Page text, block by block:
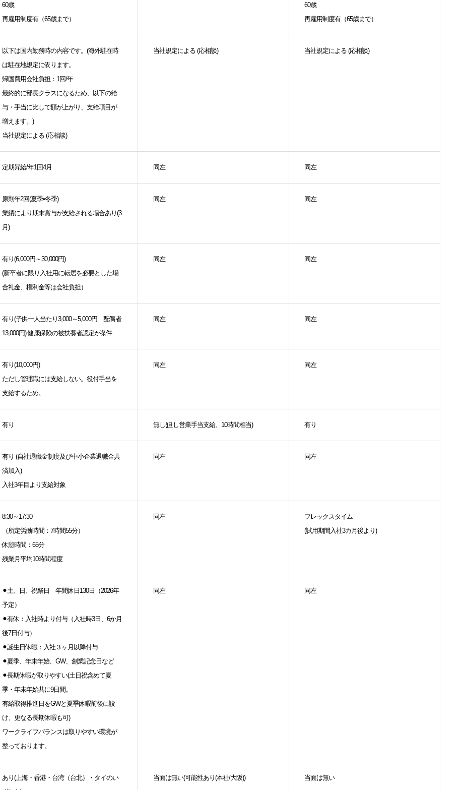
60歳
再雇用制度有（65歳まで）
60歳
再雇用制度有（65歳まで）
以下は国内勤務時の内容です。(海外駐在時
は駐在地規定に依ります。
帰国費用会社負担：1回/年
最終的に部長クラスになるため、以下の給
与・手当に比して額が上がり、支給項目が
増えます。)
当社規定による (応相談)
当社規定による (応相談) 当社規定による (応相談)
定期昇給/年1回4月 同左 同左
原則年2回(夏季•冬季)
業績により期末賞与が支給される場合あり(3
月)
同左 同左
有り(6,000円～30,000円)
(新卒者に限り入社用に転居を必要とした場
合礼金、権利金等は会社負担）
同左 同左
有り(子供一人当たり3,000～5,000円 配偶者
13,000円) 健康保険の被扶養者認定が条件
同左 同左
有り(10,000円)
ただし管理職には支給しない。役付手当を
支給するため。
同左 同左
有り 無し(但し営業手当支給。10時間相当) 有り
有り (自社退職金制度及び中小企業退職金共
済加入)
入社3年目より支給対象
同左 同左
8:30～17:30
（所定労働時間：7時間55分）
休憩時間：65分
残業月平均10時間程度
同左
フレックスタイム
(試用期間入社3カ月後より)
⚫︎土、日、祝祭日 年間休日130日（2026年
予定）
⚫︎有休：入社時より付与（入社時3日、6か月
後7日付与）
⚫︎誕生日休暇：入社３ヶ月以降付与
⚫︎夏季、年末年始、GW、創業記念日など
⚫︎長期休暇が取りやすい(土日祝含めて夏
季・年末年始共に9日間。
有給取得推進日をGWと夏季休暇前後に設
け、更なる長期休暇も可)
ワークライフバランスは取りやすい環境が
整っております。
同左 同左
あり(上海・香港・台湾（台北）・タイのい
当面は無い(可能性あり(本社/大阪)) 当面は無い